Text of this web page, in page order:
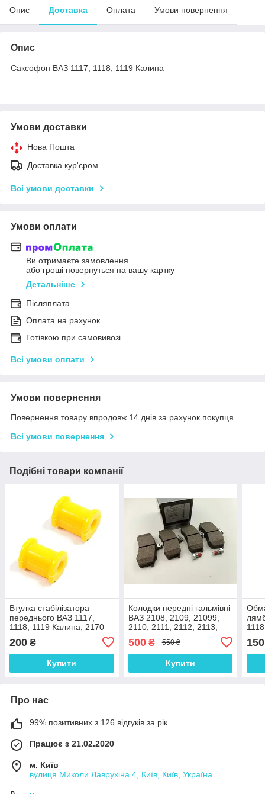
Опис Доставка Оплата Умови повернення
Опис
Cаксофон ВАЗ 1117, 1118, 1119 Калина
Умови доставки
Нова Пошта
Доставка кур'єром
Всі умови доставки
Умови оплати
Ви отримаєте замовлення
або гроші повернуться на вашу картку
Детальніше
Післяплата
Оплата на рахунок
Готівкою при самовивозі
Всі умови оплати
Умови повернення
Повернення товару впродовж 14 днів за рахунок покупця
Всі умови повернення
Подібні товари компанії
Втулка стабілізатора
переднього ВАЗ 1117,
1118, 1119 Калина, 2170
комплект 2 шт
200 ₴
Купити
Колодки передні гальмівні
ВАЗ 2108, 2109, 21099,
2110, 2111, 2112, 2113,
ІТАЛІЯ
500₴ 550 ₴
Купити
150
Про нас
99% позитивних з 126 відгуків за рік
Працює з 21.02.2020
м. Київ
вулиця Миколи Лаврухіна 4, Київ, Київ, Україна